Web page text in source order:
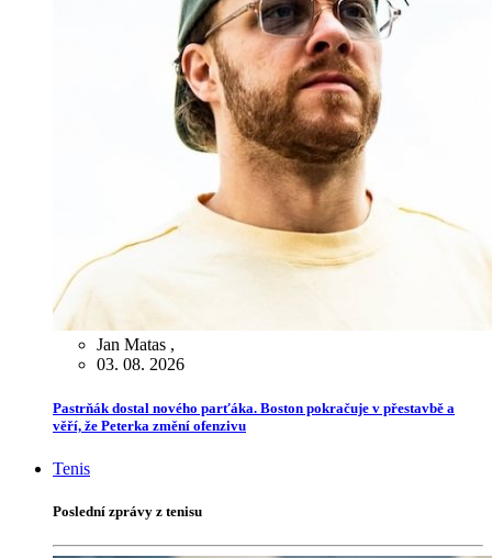
Jan Matas ,
03. 08. 2026
Pastrňák dostal nového parťáka. Boston pokračuje v přestavbě a
věří, že Peterka změní ofenzivu
Tenis
Poslední zprávy z tenisu